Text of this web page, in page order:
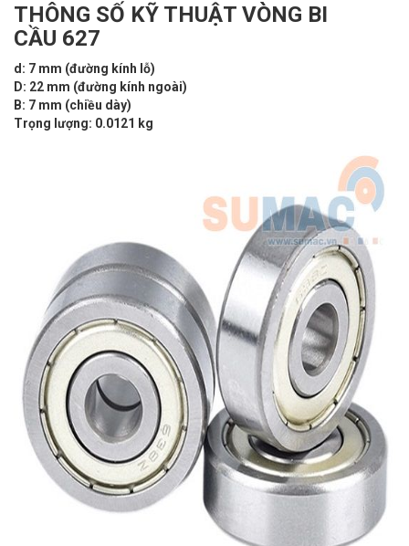
THÔNG SỐ KỸ THUẬT VÒNG BI
CẦU 627
d: 7 mm (đường kính lỗ)
D: 22 mm (đường kính ngoài)
B: 7 mm (chiều dày)
Trọng lượng: 0.0121 kg